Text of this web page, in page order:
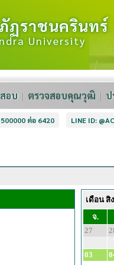
ฏราชนครินทร์
University
อบ ตรวจสอบคุณวุฒิ ป
ต่อ 6420 LINE ID:
เดือน สิ
จ.
27
03